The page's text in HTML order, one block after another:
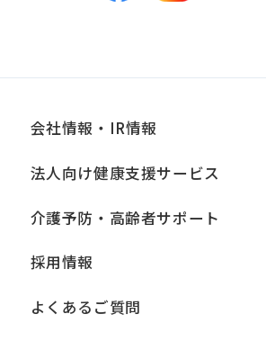
会社情報・IR情報
法人向け健康支援サービス
介護予防・高齢者サポート
採用情報
よくあるご質問